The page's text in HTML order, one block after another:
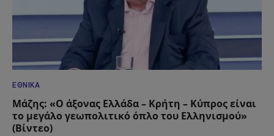
ΕΘΝΙΚΆ
Μάζης: «Ο άξονας Ελλάδα – Κρήτη – Κύπρος είναι
το μεγάλο γεωπολιτικό όπλο του Ελληνισμού»
(Βίντεο)